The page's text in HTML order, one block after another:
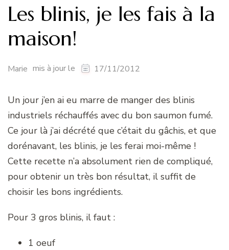
Les blinis, je les fais à la
maison!
Marie mis à jour le 17/11/2012
Un jour j’en ai eu marre de manger des blinis
industriels réchauffés avec du bon saumon fumé.
Ce jour là j’ai décrété que c’était du gâchis, et que
dorénavant, les blinis, je les ferai moi-même !
Cette recette n’a absolument rien de compliqué,
pour obtenir un très bon résultat, il suffit de
choisir les bons ingrédients.
Pour 3 gros blinis, il faut :
1 oeuf